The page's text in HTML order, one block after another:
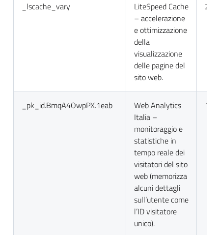
_lscache_vary
LiteSpeed Cache
– accelerazione
e ottimizzazione
della
visualizzazione
delle pagine del
sito web.
2
_pk_id.BmqA4OwpPX.1eab
Web Analytics
Italia –
monitoraggio e
statistiche in
tempo reale dei
visitatori del sito
web (memorizza
alcuni dettagli
sull’utente come
l’ID visitatore
unico).
13